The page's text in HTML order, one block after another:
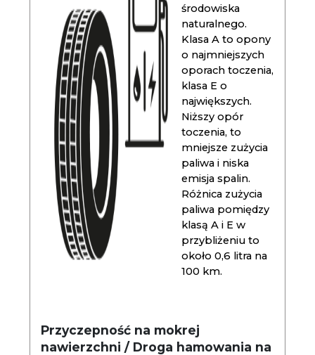
środowiska
naturalnego.
Klasa A to opony
o najmniejszych
oporach toczenia,
klasa E o
największych.
Niższy opór
toczenia, to
mniejsze zużycia
paliwa i niska
emisja spalin.
Różnica zużycia
paliwa pomiędzy
klasą A i E w
przybliżeniu to
około 0,6 litra na
100 km.
Przyczepność na mokrej
nawierzchni / Droga hamowania na